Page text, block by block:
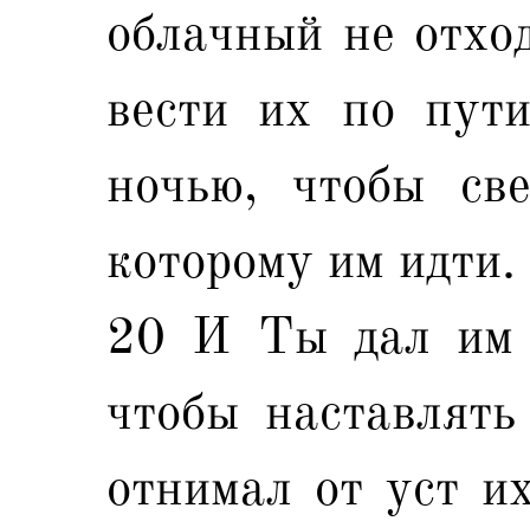
облачный не
вести их по
ночью, чтобы
которому им идти.
20 И Ты дал им
чтобы
отнимал от уст